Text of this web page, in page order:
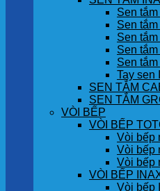
Sen
Sen
Sen
Sen
Sen
Tay sen
SEN TẮM
SEN TẮM
VÒI BẾP
VÒI BẾP
Vòi bếp
Vòi bếp
Vòi bếp
VÒI BẾP
Vòi bếp